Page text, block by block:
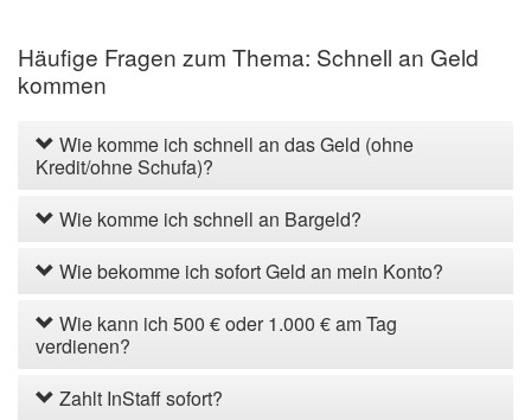
Häufige Fragen zum Thema: Schnell an Geld
kommen
Wie komme ich schnell an das Geld (ohne
Kredit/ohne Schufa)?
Wie komme ich schnell an Bargeld?
Wie bekomme ich sofort Geld an mein Konto?
Wie kann ich 500 € oder 1.000 € am Tag
verdienen?
Zahlt InStaff sofort?